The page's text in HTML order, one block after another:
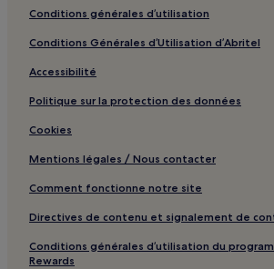
Gare de Boucau : hôtels à proximité
Plage de Lafitenia : hôtels à proximité
Centre-Ville de Saint-Jean-de-Luz : hôtels
Ustaritz : hôtels
Espelette : hôtels
Itxassou : hôtels Hôtels avec parking
Ainhoa : hôtels
Conditions générales d’utilisation
Conditions Générales d’Utilisation d’Abritel
Accessibilité
Politique sur la protection des données
Cookies
Mentions légales / Nous contacter
Comment fonctionne notre site
Directives de contenu et signalement de
Conditions générales d’utilisation du
Rewards